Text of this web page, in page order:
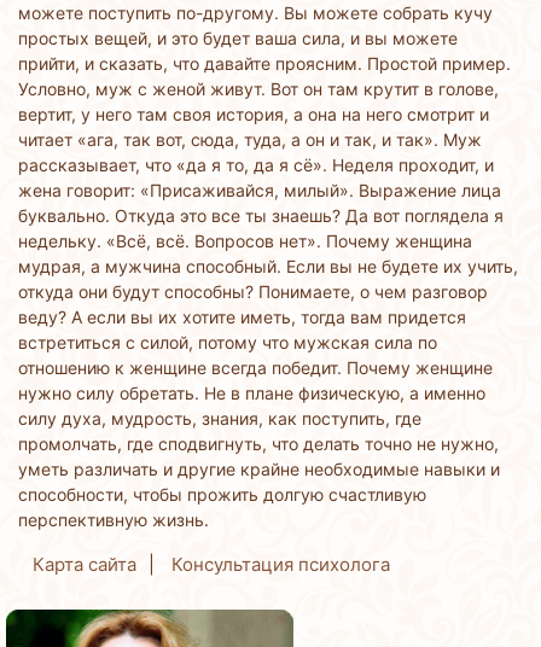
можете поступить по-другому. Вы можете собрать кучу
простых вещей, и это будет ваша сила, и вы можете
прийти, и сказать, что давайте проясним. Простой пример.
Условно, муж с женой живут. Вот он там крутит в голове,
вертит, у него там своя история, а она на него смотрит и
читает «ага, так вот, сюда, туда, а он и так, и так». Муж
рассказывает, что «да я то, да я сё». Неделя проходит, и
жена говорит: «Присаживайся, милый». Выражение лица
буквально. Откуда это все ты знаешь? Да вот поглядела я
недельку. «Всё, всё. Вопросов нет». Почему женщина
мудрая, а мужчина способный. Если вы не будете их учить,
откуда они будут способны? Понимаете, о чем разговор
веду? А если вы их хотите иметь, тогда вам придется
встретиться с силой, потому что мужская сила по
отношению к женщине всегда победит. Почему женщине
нужно силу обретать. Не в плане физическую, а именно
силу духа, мудрость, знания, как поступить, где
промолчать, где сподвигнуть, что делать точно не нужно,
уметь различать и другие крайне необходимые навыки и
способности, чтобы прожить долгую счастливую
перспективную жизнь.
Карта сайта Консультация психолога